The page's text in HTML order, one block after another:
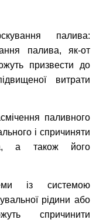
палива:
палива, як-от
призвести до
витрати
паливного
і спричиняти
а також його
із системою
рідини або
спричинити